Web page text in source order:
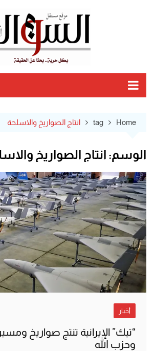
Home
tag انتاج الصواريخ والاسلحة
الوسم: انتاج الصواريخ
أخبار
“تيك” الإيرانية تنتج صواريخ
وحزب الله